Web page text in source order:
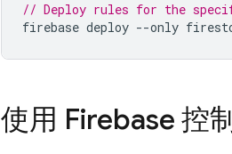
// Deploy rules for the
firebase deploy --only
使用 Firebase 控